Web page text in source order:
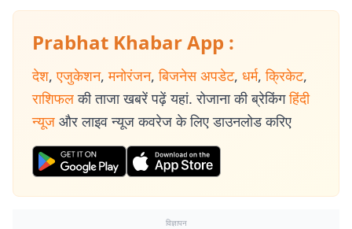
Prabhat Khabar App :
देश, एजुकेशन, मनोरंजन, बिजनेस अपडेट, धर्म, क्रिकेट,
राशिफल की ताजा खबरें पढ़ें यहां. रोजाना की ब्रेकिंग हिंदी
न्यूज और लाइव न्यूज कवरेज के लिए डाउनलोड करिए
विज्ञापन